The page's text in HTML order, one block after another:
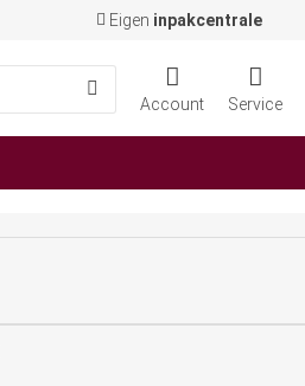
Eigen inpakcentrale
Account Service